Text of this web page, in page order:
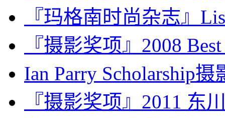
『玛格南时尚杂志』
『摄影奖项』2008
Ian Parry Scholarship摄
『摄影奖项』2011 东